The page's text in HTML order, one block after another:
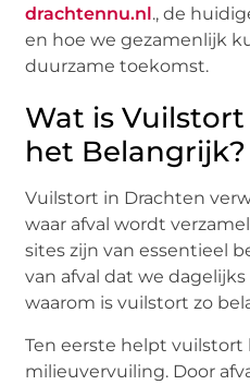
drachtennu.nl., de
en hoe we gezamenlijk
duurzame toekomst.
Wat is
het Belangrijk?
Vuilstort in Drachten
waar afval wordt
sites zijn van essentieel
van afval dat we
waarom is vuilstort zo
Ten eerste helpt
milieuvervuiling. Door